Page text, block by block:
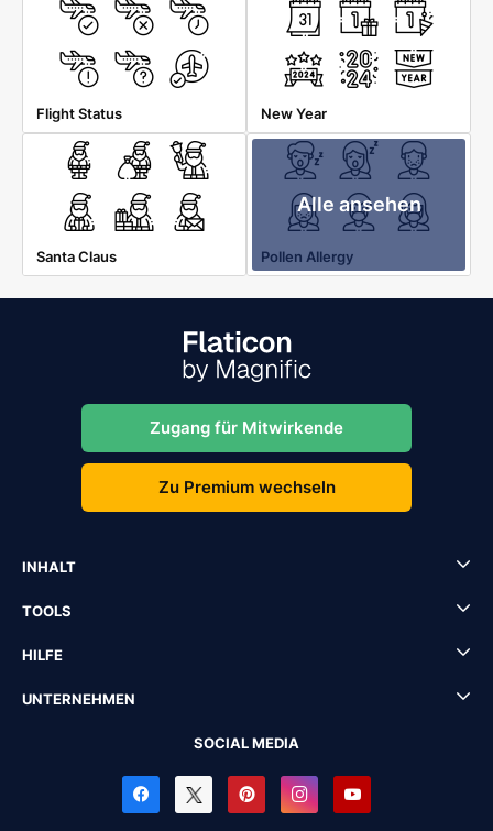
Flight Status New Year
Santa Claus
Alle ansehen
Pollen Allergy
Zugang für Mitwirkende
Zu Premium wechseln
INHALT
TOOLS
HILFE
UNTERNEHMEN
SOCIAL MEDIA